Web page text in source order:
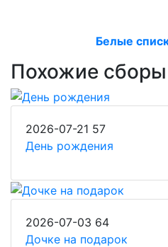
Белые
Похожие сборы
2026-07-21 57
День рождения
2026-07-03 64
Дочке на подарок